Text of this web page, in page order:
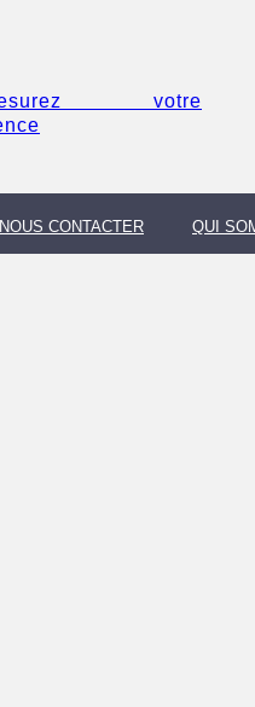
NOUS CONTACTER QUI